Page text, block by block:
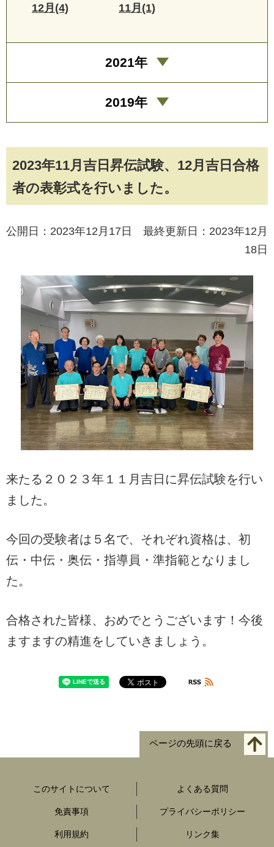
2023年11月吉日昇伝試験、12月吉日合格
者の表彰式を行いました。
公開日：2023年12月17日 最終更新日：2023年12月
18日
来たる２０２３年１１月吉日に昇伝試験を行い
ました。
今回の受験者は５名で、それぞれ資格は、初
伝・中伝・奥伝・指導員・準指範となりまし
た。
合格された皆様、おめでとうございます！今後
ますますの精進をしていきましょう。
12月(4) 11月(1)
2021年
2019年
ページの先頭に戻る
このサイトについて よくある質問
免責事項 プライバシーポリシー
利用規約 リンク集